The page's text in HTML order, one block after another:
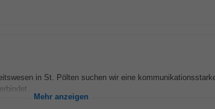
in St. Pölten suchen wir eine
Mehr anzeigen